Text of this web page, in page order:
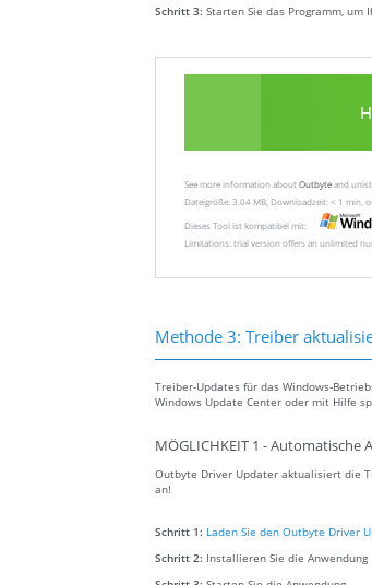
Schritt 3: Starten Sie das Programm,
See more information about Outbyteand
Dateigröße: 3.04 MB, Downloadzeit: < 1 min.
Dieses Tool ist kompatibel mit:
Limitations: trial version offers an unlimited
Methode 3: Treiber
Treiber-Updates für das Windows-
Windows Update Center oder mit Hilfe
MÖGLICHKEIT 1 -
Outbyte Driver Updater aktualisiert die
an!
Schritt 1: Laden Sie den Outbyte Driver
Schritt 2: Installieren Sie die Anwendung